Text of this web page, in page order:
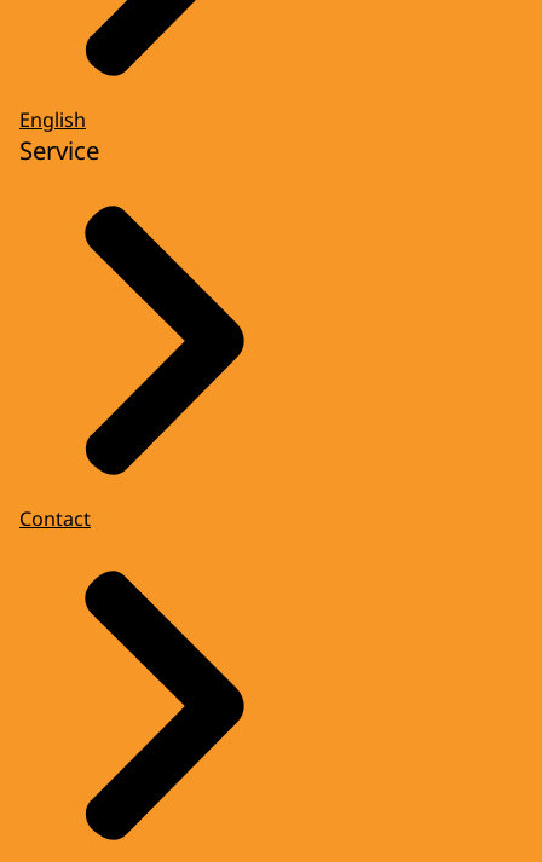
English
Service
Contact